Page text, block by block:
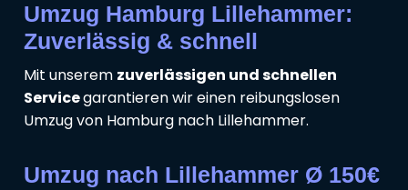
Umzug Hamburg Lillehammer:
Zuverlässig & schnell
Mit unserem zuverlässigen und schnellen
Servicegarantieren wir einen reibungslosen
Umzug von Hamburg nach Lillehammer.
Umzug nach Lillehammer Ø 150€